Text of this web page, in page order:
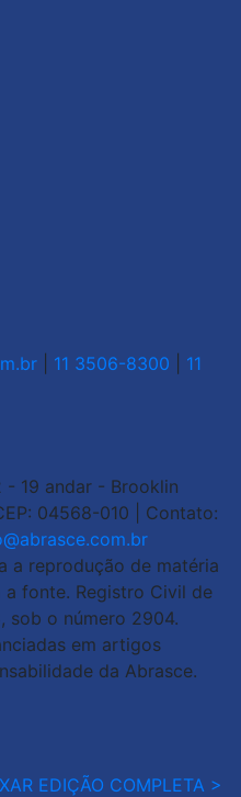
11 3506-8300
11
- 19 andar - Brooklin
04568-010 | Contato:
a reprodução de matéria
fonte. Registro Civil de
sob o número 2904.
em artigos
da Abrasce.
EDIÇÃO COMPLETA >